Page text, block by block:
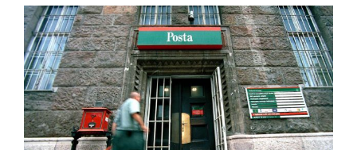
View
Larger
Image